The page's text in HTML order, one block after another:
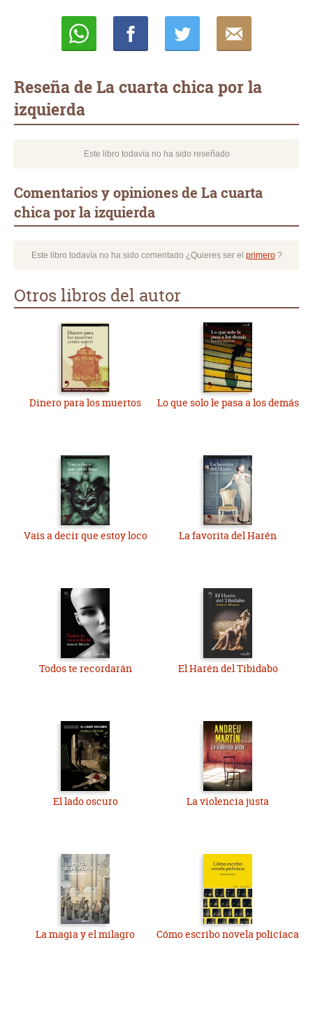
Reseña de La cuarta chica por la
izquierda
Este libro todavía no ha sido reseñado
Comentarios y opiniones de La cuarta
chica por la izquierda
Este libro todavía no ha sido comentado ¿Quieres ser el primero?
Otros libros del autor
Dinero para los muertos Lo que solo le pasa a los demás
Vais a decir que estoy loco La favorita del Harén
Todos te recordarán El Harén del Tibidabo
El lado oscuro La violencia justa
La magia y el milagro Cómo escribo novela policíaca